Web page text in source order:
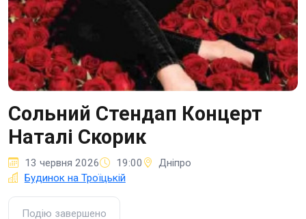
Сольний Стендап Концерт
Наталі Скорик
13 червня 2026 19:00
Дніпро
Будинок на Троїцькій
Подію завершено